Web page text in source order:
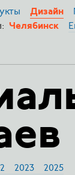
Дизайн
Челябинск
2023 2025